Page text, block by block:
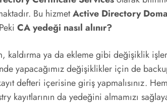
Bu hizmetActive Directory
CA yedeği nasıl alınır?
kaldırma ya da ekleme gibi değişiklik
yapacağımız değişiklikler için de
defteri içerisine giriş yapmalısınız.
kayıtlarının da yedeğini almamızı